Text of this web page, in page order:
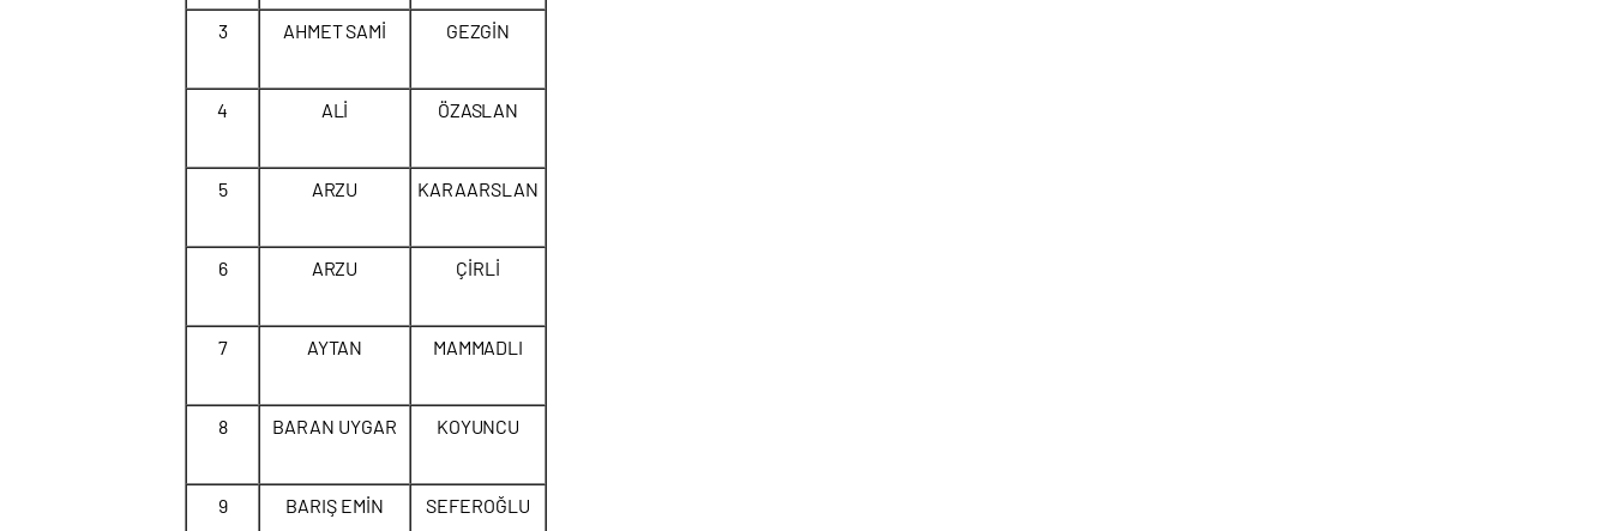
3 AHMET SAMİ GEZGİN
4 ALİ ÖZASLAN
5 ARZU KARAARSLAN
6 ARZU ÇİRLİ
7 AYTAN MAMMADLI
8 BARAN UYGAR KOYUNCU
9 BARIŞ EMİN SEFEROĞLU